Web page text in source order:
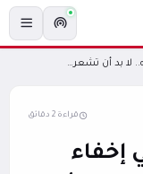
مهما كان ذكاء الرجل في إخفاء خيانته.. لا بد أن تشعر بها المرأة
قراءة 2 دقائق
إخفاء